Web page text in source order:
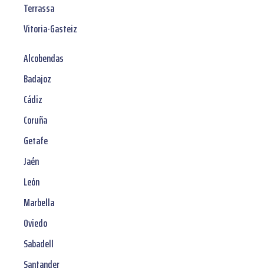
Terrassa
Vitoria-Gasteiz
Alcobendas
Badajoz
Cádiz
Coruña
Getafe
Jaén
León
Marbella
Oviedo
Sabadell
Santander